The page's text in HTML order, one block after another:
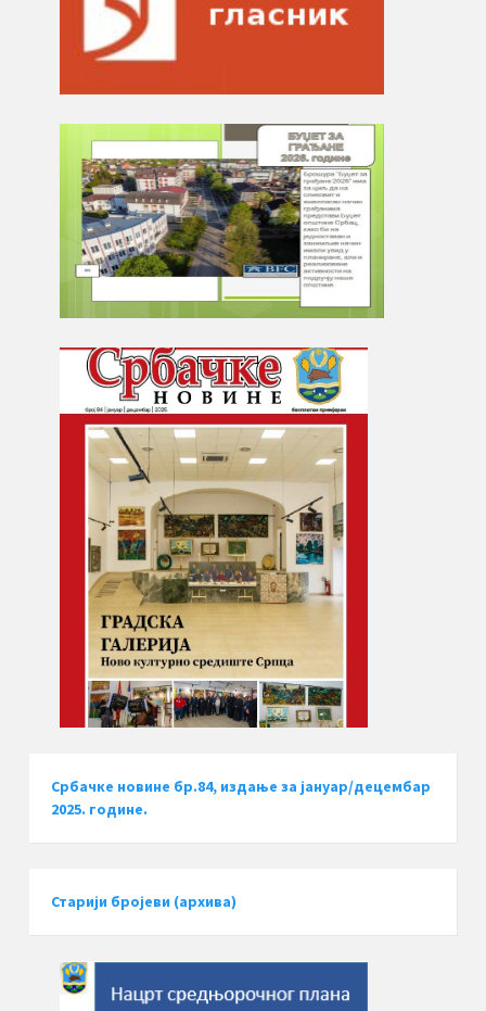
Србачке новине бр.84, издање за јануар/децембар
2025. године.
Старији бројеви (архива)